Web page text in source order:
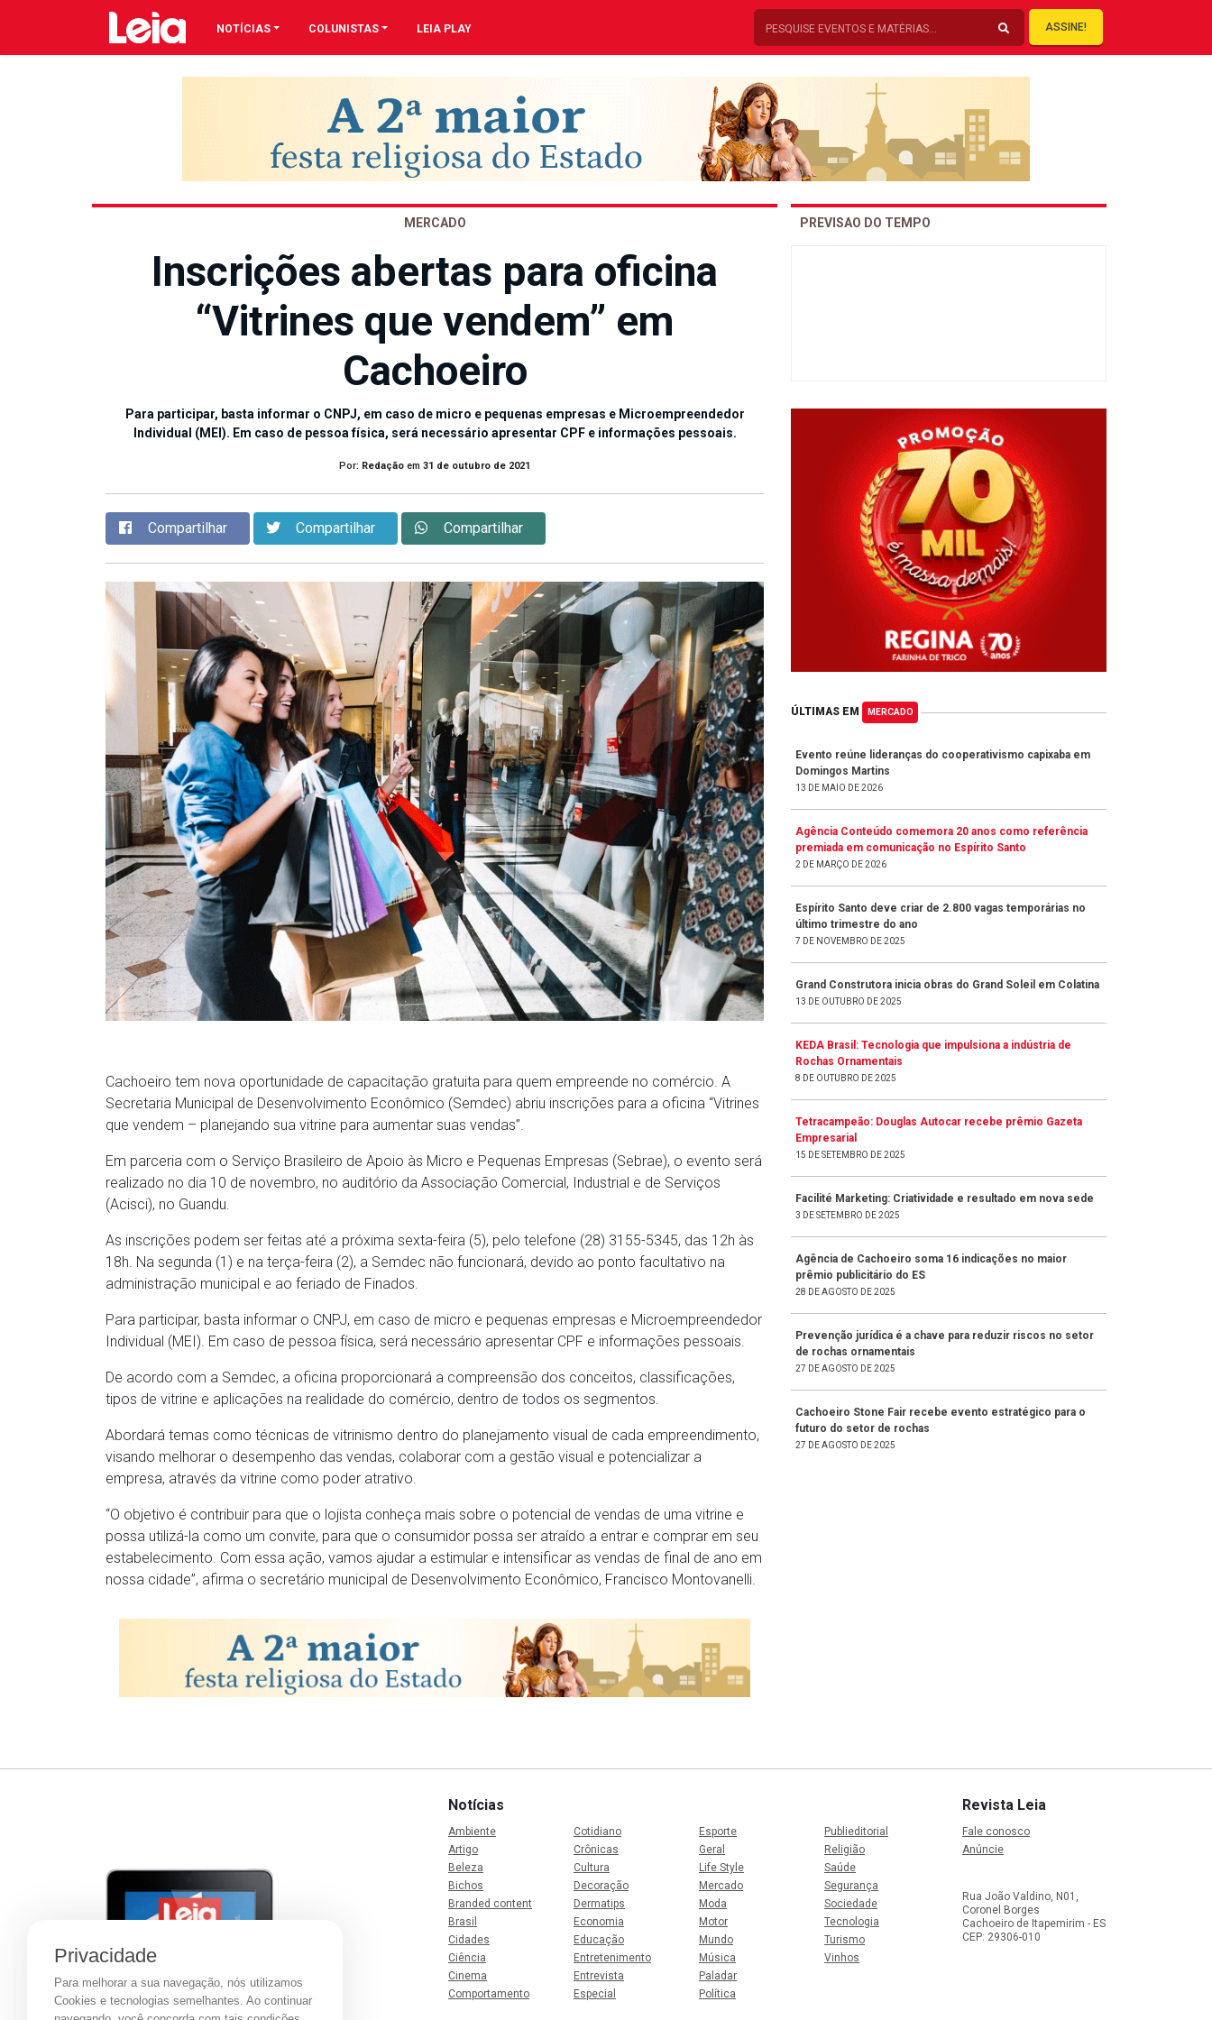
NOTÍCIAS COLUNISTAS LEIA PLAY ASSINE!
MERCADO
Inscrições abertas para oficina
“Vitrines que vendem” em
Cachoeiro
Para participar, basta informar o CNPJ, em caso de micro e pequenas empresas e Microempreendedor
Individual (MEI). Em caso de pessoa física, será necessário apresentar CPF e informações pessoais.
Por: Redação em 31 de outubro de 2021
Compartilhar Compartilhar Compartilhar
Cachoeiro tem nova oportunidade de capacitação gratuita para quem empreende no comércio. A
Secretaria Municipal de Desenvolvimento Econômico (Semdec) abriu inscrições para a oficina “Vitrines
que vendem – planejando sua vitrine para aumentar suas vendas”.
Em parceria com o Serviço Brasileiro de Apoio às Micro e Pequenas Empresas (Sebrae), o evento será
realizado no dia 10 de novembro, no auditório da Associação Comercial, Industrial e de Serviços
(Acisci), no Guandu.
As inscrições podem ser feitas até a próxima sexta-feira (5), pelo telefone (28) 3155-5345, das 12h às
18h. Na segunda (1) e na terça-feira (2), a Semdec não funcionará, devido ao ponto facultativo na
administração municipal e ao feriado de Finados.
Para participar, basta informar o CNPJ, em caso de micro e pequenas empresas e Microempreendedor
Individual (MEI). Em caso de pessoa física, será necessário apresentar CPF e informações pessoais.
De acordo com a Semdec, a oficina proporcionará a compreensão dos conceitos, classificações,
tipos de vitrine e aplicações na realidade do comércio, dentro de todos os segmentos.
Abordará temas como técnicas de vitrinismo dentro do planejamento visual de cada empreendimento,
visando melhorar o desempenho das vendas, colaborar com a gestão visual e potencializar a
empresa, através da vitrine como poder atrativo.
“O objetivo é contribuir para que o lojista conheça mais sobre o potencial de vendas de uma vitrine e
possa utilizá-la como um convite, para que o consumidor possa ser atraído a entrar e comprar em seu
estabelecimento. Com essa ação, vamos ajudar a estimular e intensificar as vendas de final de ano em
nossa cidade”, afirma o secretário municipal de Desenvolvimento Econômico, Francisco Montovanelli.
PREVISAO DO TEMPO
ÚLTIMAS EM MERCADO
Evento reúne lideranças do cooperativismo capixaba em
Domingos Martins
13 DE MAIO DE 2026
Agência Conteúdo comemora 20 anos como referência
premiada em comunicação no Espírito Santo
2 DE MARÇO DE 2026
Espírito Santo deve criar de 2.800 vagas temporárias no
último trimestre do ano
7 DE NOVEMBRO DE 2025
Grand Construtora inicia obras do Grand Soleil em Colatina
13 DE OUTUBRO DE 2025
KEDA Brasil: Tecnologia que impulsiona a indústria de
Rochas Ornamentais
8 DE OUTUBRO DE 2025
Tetracampeão: Douglas Autocar recebe prêmio Gazeta
Empresarial
15 DE SETEMBRO DE 2025
Facilité Marketing: Criatividade e resultado em nova sede
3 DE SETEMBRO DE 2025
Agência de Cachoeiro soma 16 indicações no maior
prêmio publicitário do ES
28 DE AGOSTO DE 2025
Prevenção jurídica é a chave para reduzir riscos no setor
de rochas ornamentais
27 DE AGOSTO DE 2025
Cachoeiro Stone Fair recebe evento estratégico para o
futuro do setor de rochas
27 DE AGOSTO DE 2025
Notícias
Ambiente
Artigo
Beleza
Bichos
Branded content
Brasil
Cidades
Ciência
Cinema
Comportamento
Cotidiano
Crônicas
Cultura
Decoração
Dermatips
Economia
Educação
Entretenimento
Entrevista
Especial
Esporte
Geral
Life Style
Mercado
Moda
Motor
Mundo
Música
Paladar
Política
Publieditorial
Religião
Saúde
Segurança
Sociedade
Tecnologia
Turismo
Vinhos
Revista Leia
Fale conosco
Anúncie
Rua João Valdino, N01,
Coronel Borges
Cachoeiro de Itapemirim - ES
CEP: 29306-010
Privacidade
Para melhorar a sua navegação, nós utilizamos
Cookies e tecnologias semelhantes. Ao continuar